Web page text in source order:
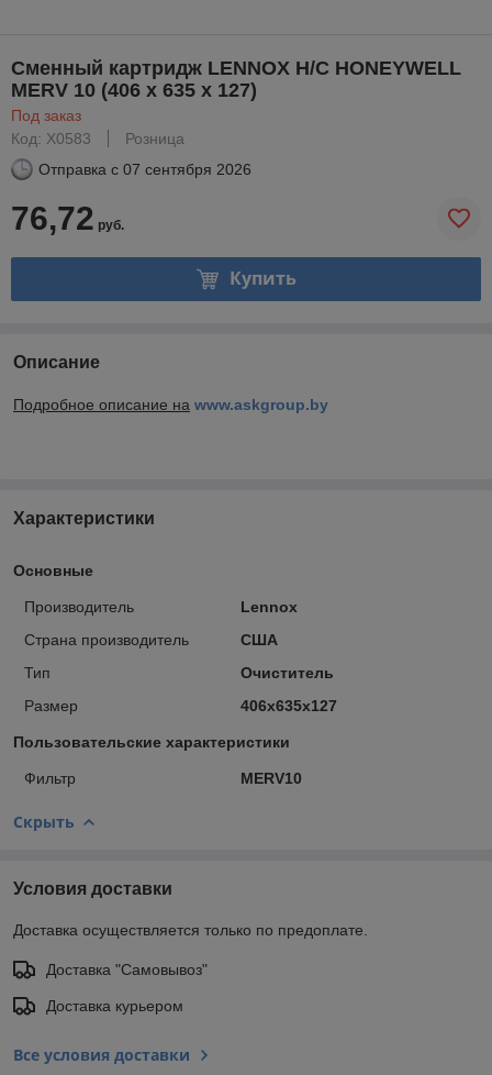
Сменный картридж LENNOX H/C HONEYWELL
MERV 10 (406 x 635 x 127)
Под заказ
Код: X0583
Розница
Отправка с 07 сентября 2026
76,72 руб.
Купить
Описание
Подробное описание на www.askgroup.by
Характеристики
Основные
Производитель
Lennox
Страна производитель
США
Тип
Очиститель
Размер
406x635x127
Пользовательские характеристики
Фильтр MERV10
Скрыть
Условия доставки
Доставка осуществляется только по предоплате.
Доставка "Самовывоз"
Доставка курьером
Все условия доставки